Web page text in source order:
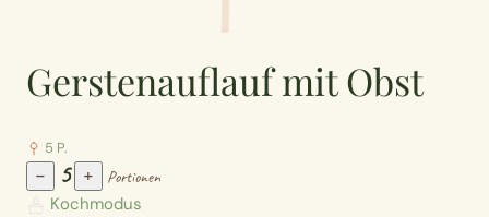
Gerstenauflauf mit Obst
5 P.
− 5 + Portionen
Kochmodus